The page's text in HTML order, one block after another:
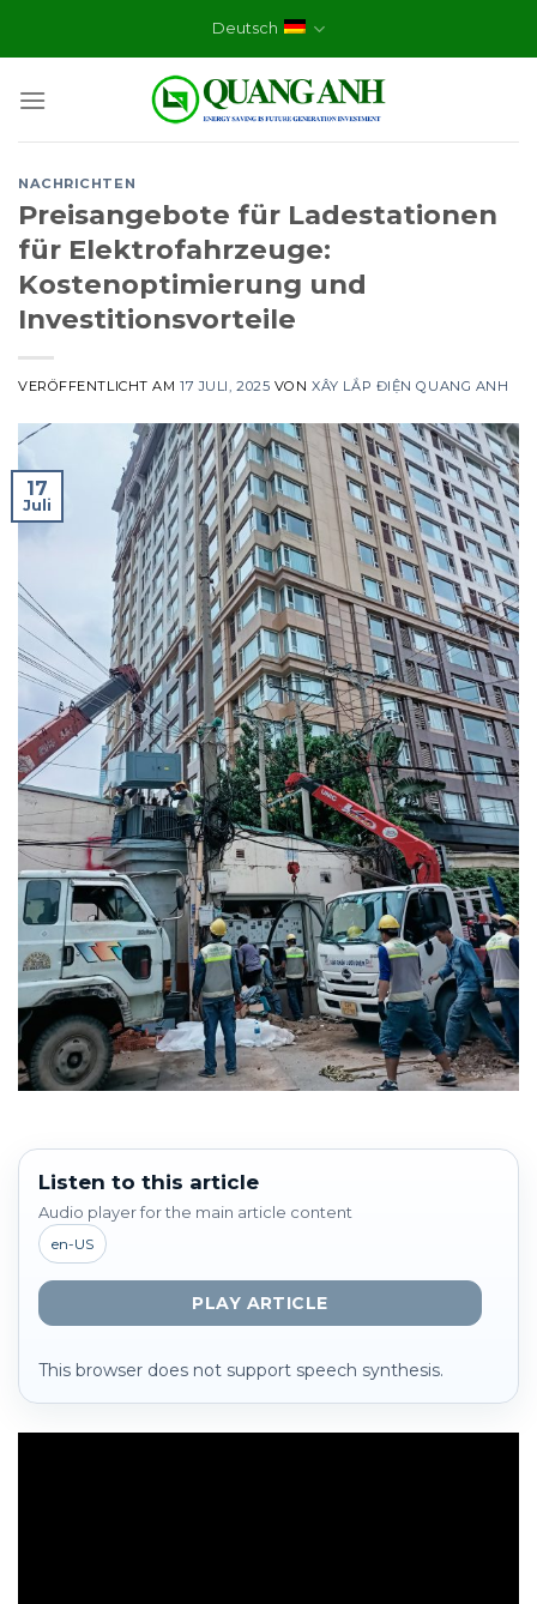
Deutsch
NACHRICHTEN
Preisangebote für Ladestationen
für Elektrofahrzeuge:
Kostenoptimierung und
Investitionsvorteile
VERÖFFENTLICHT AM17 JULI, 2025 VONXÂY LẮP ĐIỆN QUANG ANH
17
Juli
Listen to this article
Audio player for the main article content
en-US
PLAY ARTICLE
This browser does not support speech synthesis.